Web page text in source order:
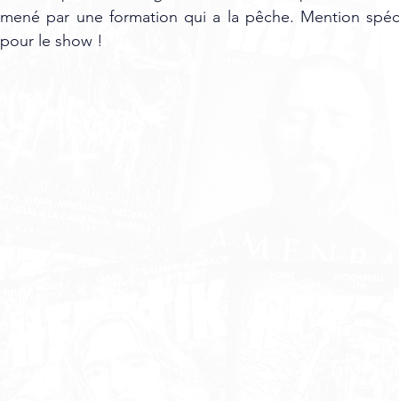
mené par une formation qui a la pêche. Mention
pour le show !